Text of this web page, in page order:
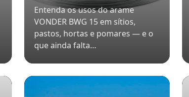
Entenda os usos do arame
VONDER BWG 15 em sítios,
pastos, hortas e pomares — e o
que ainda falta…